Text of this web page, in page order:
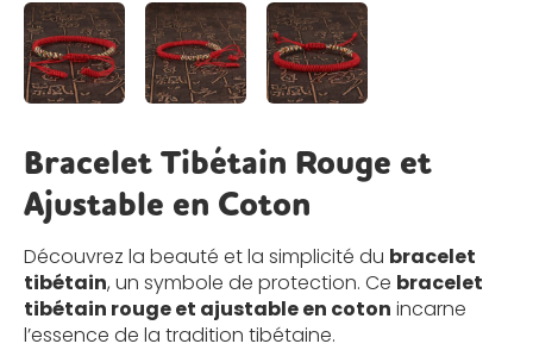
Bracelet Tibétain Rouge et
Ajustable en Coton
Découvrez la beauté et la simplicité du bracelet
tibétain, un symbole de protection. Ce bracelet
tibétain rouge et ajustable en coton incarne
l’essence de la tradition tibétaine.